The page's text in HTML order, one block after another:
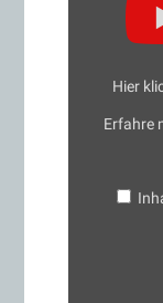
Hier
Erfahre